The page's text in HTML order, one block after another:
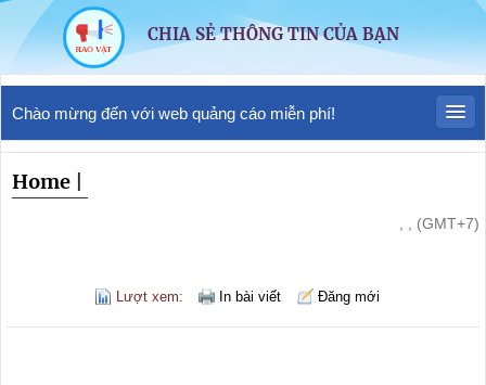
CHIA SẺ THÔNG TIN CỦA BẠN
Chào mừng đến với web quảng cáo miễn phí!
Home
, , (GMT+7)
Lượt xem: In bài viết Đăng mới